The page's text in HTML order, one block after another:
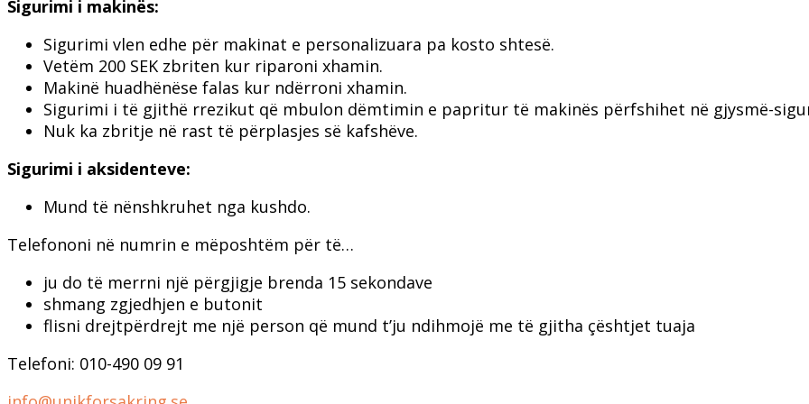
Sigurimi i makinës:
Sigurimi vlen edhe për makinat e personalizuara pa kosto shtesë.
Vetëm 200 SEK zbriten kur riparoni xhamin.
Makinë huadhënëse falas kur ndërroni xhamin.
Sigurimi i të gjithë rrezikut që mbulon dëmtimin e papritur të makinës përfshihet në gjysmë-
Nuk ka zbritje në rast të përplasjes së kafshëve.
Sigurimi i aksidenteve:
Mund të nënshkruhet nga kushdo.
Telefononi në numrin e mëposhtëm për të…
ju do të merrni një përgjigje brenda 15 sekondave
shmang zgjedhjen e butonit
flisni drejtpërdrejt me një person që mund t’ju ndihmojë me të gjitha çështjet tuaja
Telefoni: 010-490 09 91